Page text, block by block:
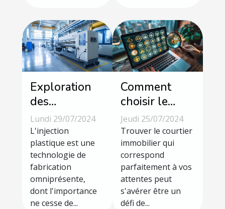
Exploration
des
avantages de
l'injection
plastique
dans diverses
industries
Lundi 29/07/2024
L'injection
plastique est une
technologie de
fabrication
omniprésente,
dont l'importance
ne cesse de...
Comment
choisir le
meilleur
courtier
immobilier
pour vos
besoins
Jeudi 25/07/2024
Trouver le courtier
immobilier qui
correspond
parfaitement à vos
attentes peut
s'avérer être un
défi de...